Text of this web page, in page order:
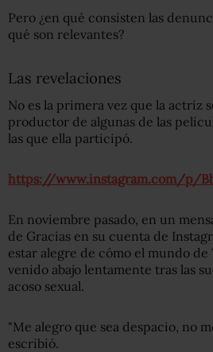
Pero ¿en qué consisten las
qué son relevantes?
Las revelaciones
No es la primera vez que la actriz
productor de algunas de las
las que ella participó.
https://www.instagram.com/p/
En noviembre pasado, en un
de Gracias en su cuenta de
estar alegre de cómo el mundo de
venido abajo lentamente tras las
acoso sexual.
"Me alegro que sea despacio, no
escribió.